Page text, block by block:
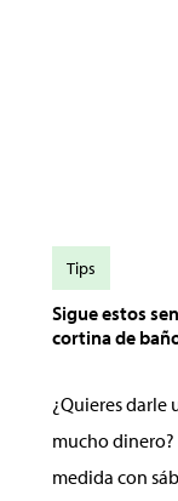
Sigue estos
cortina de
¿Quieres darle
mucho
medida con
Tips